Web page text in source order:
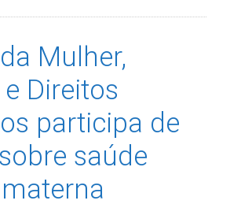
Mulher,
Direitos
participa de
saúde